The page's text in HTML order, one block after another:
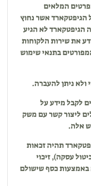
המלאים
הגיפטקארד אשר נחוץ
הגיפטקארד לא הגיע
את שירות הלקוחות
בתנאי שימוש
לקבל מידע על
ליצור קשר עם משק
אלה.
תהיה זכאות
עסקה), זיכוי
באמצעות כסף שישולם